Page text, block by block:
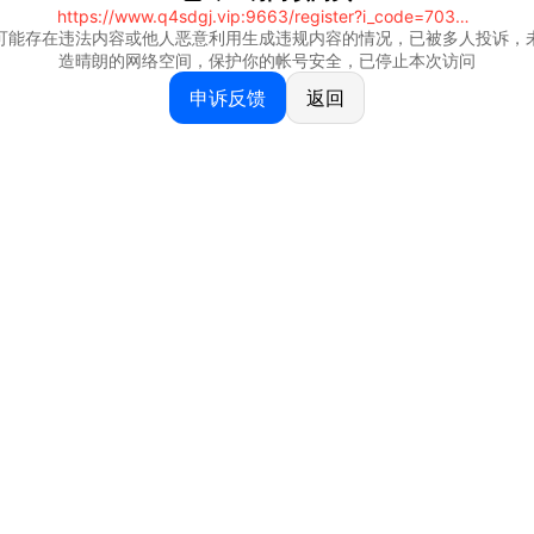
https://www.q4sdgj.vip:9663/register?i_code=70328081
能存在违法内容或他人恶意利用生成违规内容的情况，已被多人投诉，
造晴朗的网络空间，保护你的帐号安全，已停止本次访问
申诉反馈 返回